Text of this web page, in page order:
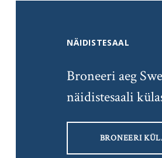
NÄIDISTESAAL
Broneeri aeg
näidistesaali
BRONEERI